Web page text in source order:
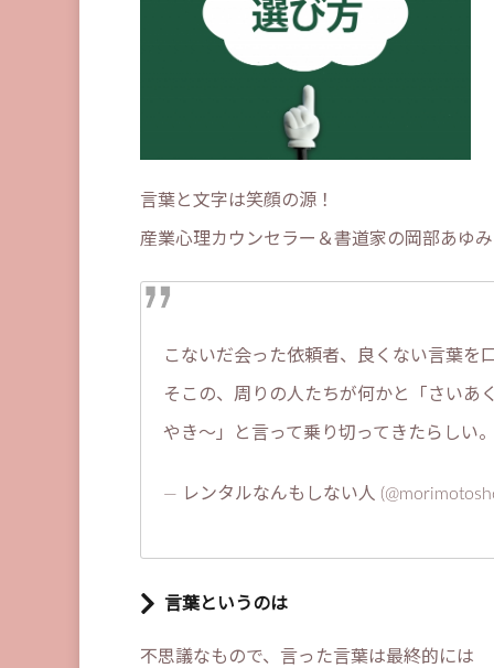
言葉と文字は笑顔の源！
産業心理カウンセラー＆書道家の岡部あゆ
こないだ会った依頼者、良くない言葉を
そこの、周りの人たちが何かと「さいあ
やき〜」と言って乗り切ってきたらしい
— レンタルなんもしない人
言葉というのは
不思議なもので、言った言葉は最終的には